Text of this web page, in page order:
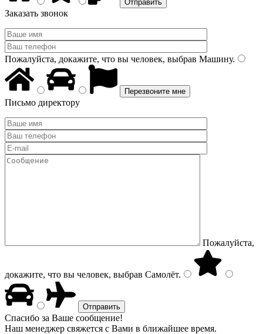
Заказать звонок
Пожалуйста, докажите, что вы человек, выбрав Машину.
Письмо директору
Пожалуйста,
докажите, что вы человек, выбрав Самолёт.
Спасибо за Ваше сообщение!
Наш менеджер свяжется с Вами в ближайшее время.